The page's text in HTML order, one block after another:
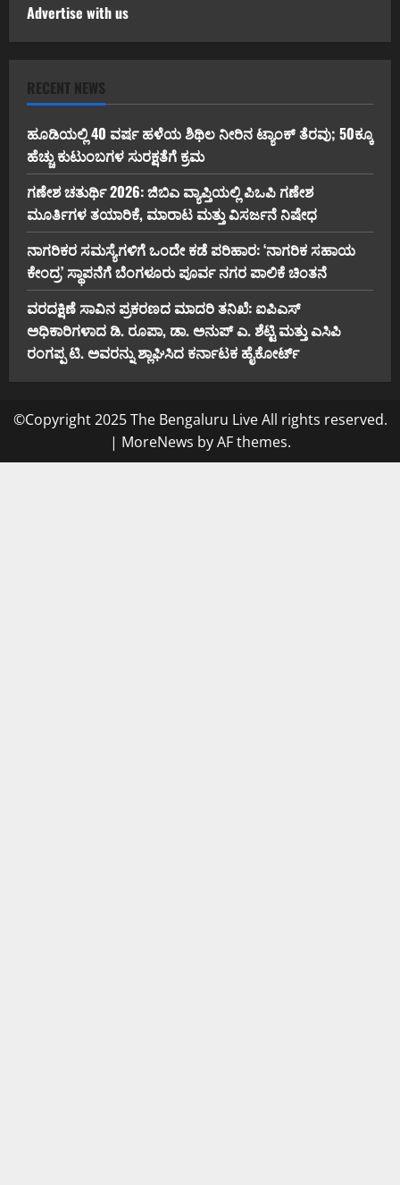
Advertise with us
RECENT NEWS
ಹೂಡಿಯಲ್ಲಿ 40 ವರ್ಷ ಹಳೆಯ ಶಿಥಿಲ ನೀರಿನ ಟ್ಯಾಂಕ್ ತೆರವು; 50ಕ್ಕೂ
ಹೆಚ್ಚು ಕುಟುಂಬಗಳ ಸುರಕ್ಷತೆಗೆ ಕ್ರಮ
ಗಣೇಶ ಚತುರ್ಥಿ 2026: ಜಿಬಿಎ ವ್ಯಾಪ್ತಿಯಲ್ಲಿ ಪಿಒಪಿ ಗಣೇಶ
ಮೂರ್ತಿಗಳ ತಯಾರಿಕೆ, ಮಾರಾಟ ಮತ್ತು ವಿಸರ್ಜನೆ ನಿಷೇಧ
ನಾಗರಿಕರ ಸಮಸ್ಯೆಗಳಿಗೆ ಒಂದೇ ಕಡೆ ಪರಿಹಾರ: ‘ನಾಗರಿಕ ಸಹಾಯ
ಕೇಂದ್ರ’ ಸ್ಥಾಪನೆಗೆ ಬೆಂಗಳೂರು ಪೂರ್ವ ನಗರ ಪಾಲಿಕೆ ಚಿಂತನೆ
ವರದಕ್ಷಿಣೆ ಸಾವಿನ ಪ್ರಕರಣದ ಮಾದರಿ ತನಿಖೆ: ಐಪಿಎಸ್
ಅಧಿಕಾರಿಗಳಾದ ಡಿ. ರೂಪಾ, ಡಾ. ಅನುಪ್ ಎ. ಶೆಟ್ಟಿ ಮತ್ತು ಎಸಿಪಿ
ರಂಗಪ್ಪ ಟಿ. ಅವರನ್ನು ಶ್ಲಾಘಿಸಿದ ಕರ್ನಾಟಕ ಹೈಕೋರ್ಟ್
©Copyright 2025 The Bengaluru Live All rights reserved.
| MoreNews by AF themes.